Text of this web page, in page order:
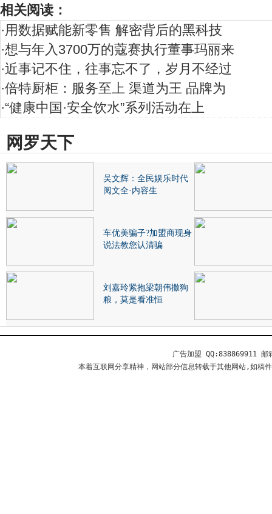
相关阅读：
·用数据赋能新零售 解密背后的黑科技
·想与年入3700万的蔻赛执行董事玛丽来
·近事记不住，往事忘不了，岁月不经过
·倍特厨柜：服务至上 渠道为王 品牌为
·“健康中国·安全饮水”系列活动在上
网罗天下
吴文辉：全民娱乐时代
阅文全·内容生
车优美骗子?加盟商现身
说法教您认清骗
刘嘉玲紧抱梁朝伟撒狗
粮，莫是看准恒
广告加盟 QQ:838869911 邮
本着互联网分享精神，网站部分信息转载于其他网站,如稿